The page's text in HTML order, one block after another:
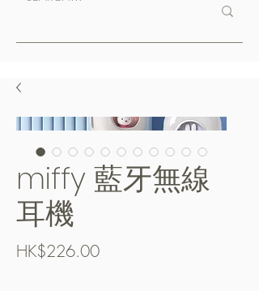
miffy 藍牙無線
耳機
HK$226.00價